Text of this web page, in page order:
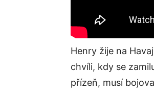
Henry žije na
chvíli, kdy se
přízeň, musí